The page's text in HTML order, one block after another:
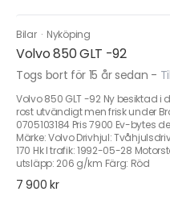
Bilar · Nyköping
Volvo 850 GLT -92
Togs bort för 15 år sedan -
Volvo 850 GLT -92 Ny besiktad i
rost utvändigt men frisk under
0705103184 Pris 7900 Ev-bytes
Märke: Volvo Drivhjul:
170 Hk I trafik: 1992-05-28
utsläpp: 206 g/km Färg: Röd
7 900 kr